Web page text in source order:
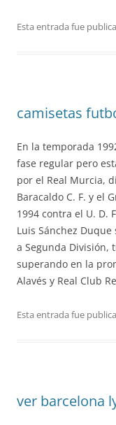
Esta entrada fue
camisetas
En la temporada
fase regular pero
por el Real Murcia,
Baracaldo C. F. y el
1994 contra el U. D.
Luis Sánchez
a Segunda División,
superando en la
Alavés y Real Club
Esta entrada fue
ver barcelona